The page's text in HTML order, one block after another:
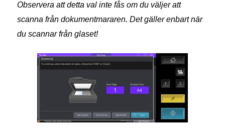
Observera att detta val inte fås om du väljer att
scanna från dokumentmararen. Det gäller enbart när
du scannar från glaset!